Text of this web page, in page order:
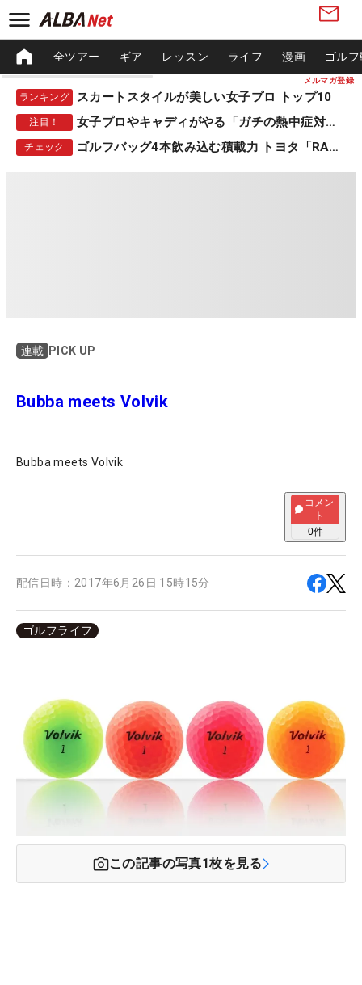
メルマガ登録
全ツアー ギア レッスン ライフ 漫画 ゴル
ランキング スカートスタイルが美しい女子プロ トップ10
注目！ 女子プロやキャディがやる「ガチの熱中症対策」
チェック ゴルフバッグ4本飲み込む積載力 トヨタ「RAV4」
連載 PICK UP
Bubba meets Volvik
Bubba meets Volvik
コメン
ト
0件
配信日時： 2017年6月26日 15時15分
ゴルフライフ
この記事の写真1枚を見る